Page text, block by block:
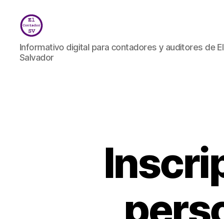
El
Contador
SV
Informativo digital para contadores y auditores de El
Salvador